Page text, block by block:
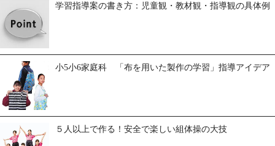
学習指導案の書き方：児童観・教材観・指導観の具体例
小5小6家庭科 「布を用いた製作の学習」指導アイデア
５人以上で作る！安全で楽しい組体操の大技